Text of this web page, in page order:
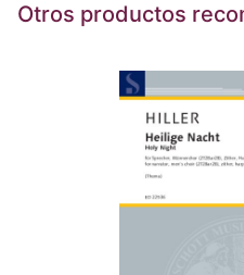
Otros productos